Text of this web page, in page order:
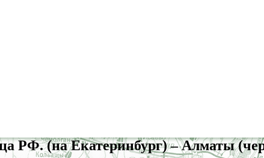
РФ. (на Екатеринбург) – Алматы